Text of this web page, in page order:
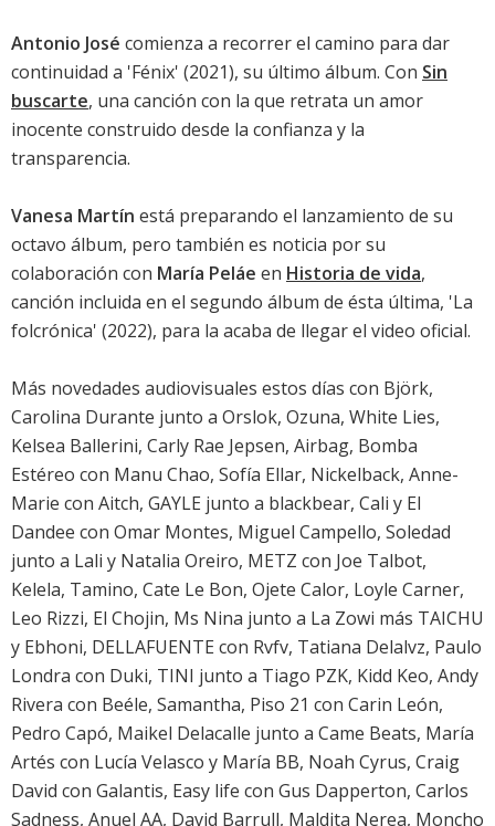
Antonio José comienza a recorrer el camino para dar
continuidad a 'Fénix' (2021), su último álbum. Con Sin
buscarte, una canción con la que retrata un amor
inocente construido desde la confianza y la
transparencia.
Vanesa Martín está preparando el lanzamiento de su
octavo álbum, pero también es noticia por su
colaboración con María Peláe en Historia de vida,
canción incluida en el segundo álbum de ésta última, 'La
folcrónica' (2022), para la acaba de llegar el video oficial.
Más novedades audiovisuales estos días con Björk,
Carolina Durante junto a Orslok, Ozuna, White Lies,
Kelsea Ballerini, Carly Rae Jepsen, Airbag, Bomba
Estéreo con Manu Chao, Sofía Ellar, Nickelback, Anne-
Marie con Aitch, GAYLE junto a blackbear, Cali y El
Dandee con Omar Montes, Miguel Campello, Soledad
junto a Lali y Natalia Oreiro, METZ con Joe Talbot,
Kelela, Tamino, Cate Le Bon, Ojete Calor, Loyle Carner,
Leo Rizzi, El Chojin, Ms Nina junto a La Zowi más TAICHU
y Ebhoni, DELLAFUENTE con Rvfv, Tatiana Delalvz, Paulo
Londra con Duki, TINI junto a Tiago PZK, Kidd Keo, Andy
Rivera con Beéle, Samantha, Piso 21 con Carin León,
Pedro Capó, Maikel Delacalle junto a Came Beats, María
Artés con Lucía Velasco y María BB, Noah Cyrus, Craig
David con Galantis, Easy life con Gus Dapperton, Carlos
Sadness, Anuel AA, David Barrull, Maldita Nerea, Moncho